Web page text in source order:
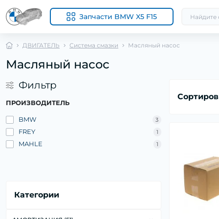
Запчасти BMW X5 F15
ДВИГАТЕЛЬ Система смазки Масляный насос
Масляный насос
Фильтр
ПРОИЗВОДИТЕЛЬ
BMW 3
FREY 1
MAHLE 1
Категории